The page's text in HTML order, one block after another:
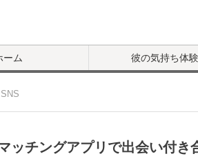
ーム 彼の気持ち体
SNS
ッチングアプリで出会い付